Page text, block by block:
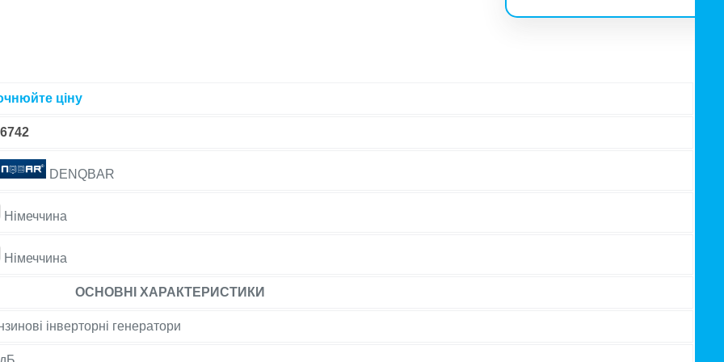
ціну
DENQBAR
Німеччина
Німеччина
ОСНОВНІ ХАРАКТЕРИСТИКИ
інверторні генератори